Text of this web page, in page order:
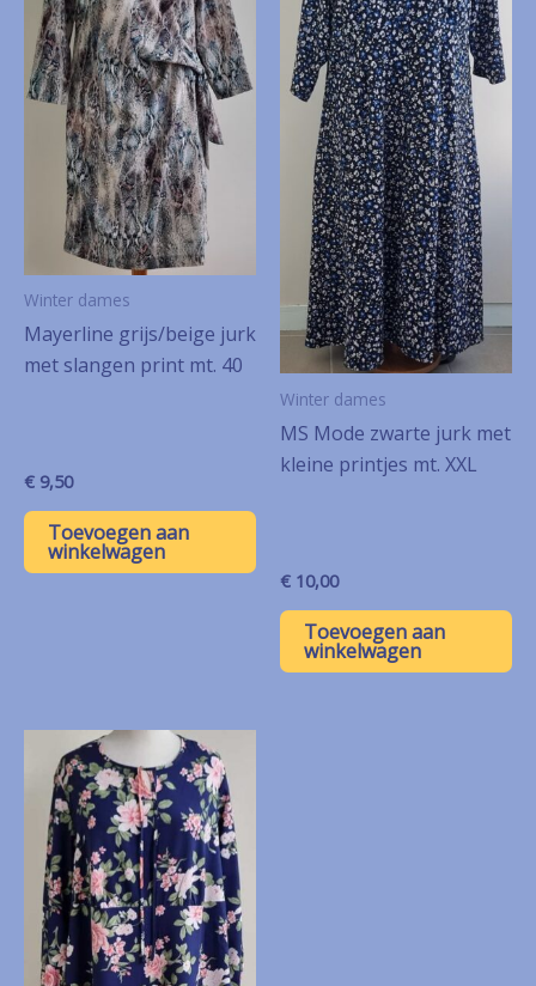
Winter dames
Mayerline grijs/beige jurk
met slangen print mt. 40
€ 9,50
Toevoegen aan
winkelwagen
Winter dames
MS Mode zwarte jurk met
kleine printjes mt. XXL
€ 10,00
Toevoegen aan
winkelwagen